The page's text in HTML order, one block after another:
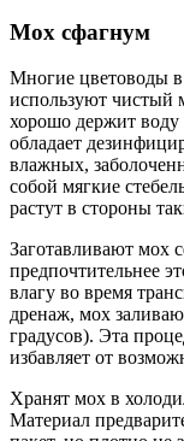
Мох сфагнум
Многие цветоводы в
используют чистый
хорошо держит воду
обладает
влажных,
собой мягкие
растут в стороны
Заготавливают мох
предпочтительнее
влагу во время
дренаж, мох
градусов). Эта
избавляет от
Хранят мох в
Материал